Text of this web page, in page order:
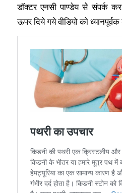
डॉक्टर एनसी पाण्डेय सेे संपर्क
ऊपर दिये गये वीडियो को